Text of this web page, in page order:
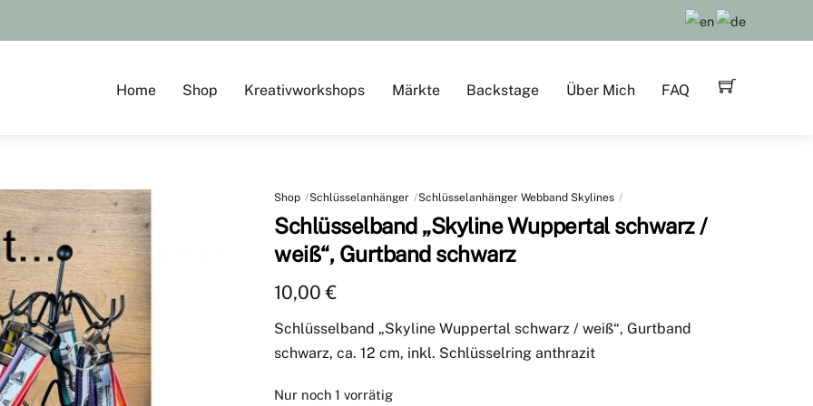
Home Shop Kreativworkshops Märkte Backstage Über Mich FAQ
Shop Schlüsselanhänger Schlüsselanhänger Webband Skylines
Schlüsselband „Skyline Wuppertal schwarz /
weiß“, Gurtband schwarz
10,00€
Schlüsselband „Skyline Wuppertal schwarz / weiß“, Gurtband
schwarz, ca. 12 cm, inkl. Schlüsselring anthrazit
Nur noch 1 vorrätig